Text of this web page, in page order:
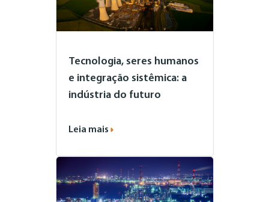
Tecnologia, seres humanos
e integração sistêmica: a
indústria do futuro
Leia mais